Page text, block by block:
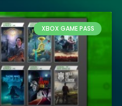
XBOX GAME PASS